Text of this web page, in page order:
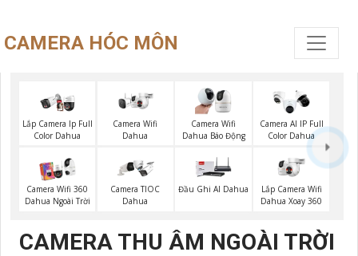
CAMERA HÓC MÔN
Lắp Camera Ip Full
Color Dahua
Camera Wifi
Dahua
Camera Wifi
Dahua Báo Động
Camera AI IP Full
Color Dahua
Camera Wifi 360
Dahua Ngoài Trời
Camera TIOC
Dahua
Đầu Ghi AI Dahua
Lắp Camera Wifi
Dahua Xoay 360
CAMERA THU ÂM NGOÀI TRỜI